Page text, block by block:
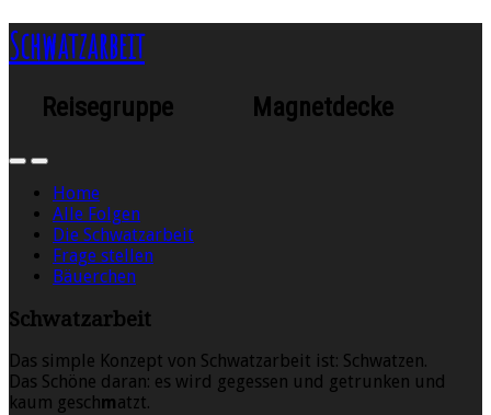
Schwatzarbeit
Reisegruppe Magnetdecke
Home
Alle Folgen
Die Schwatzarbeit
Frage stellen
Bäuerchen
Schwatzarbeit
Das simple Konzept von Schwatzarbeit ist: Schwatzen.
Das Schöne daran: es wird gegessen und getrunken und
kaum geschmatzt.